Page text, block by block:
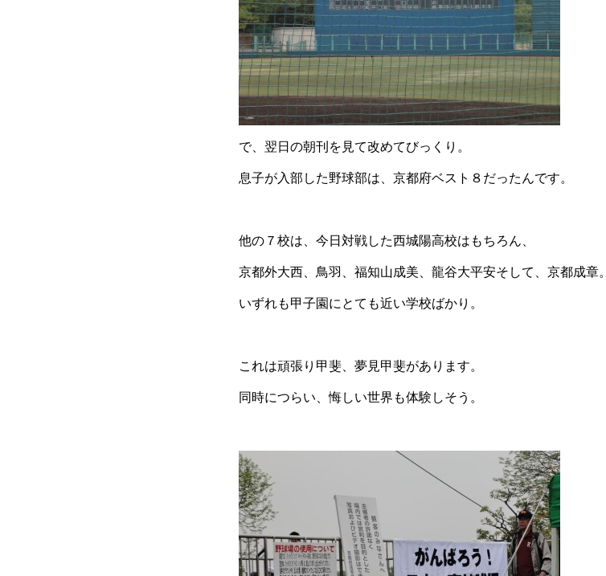
で、翌日の朝刊を見て改めてびっくり。
息子が入部した野球部は、京都府ベスト８だったんです。
他の７校は、今日対戦した西城陽高校はもちろん、
京都外大西、鳥羽、福知山成美、龍谷大平安そして、京都成章。
いずれも甲子園にとても近い学校ばかり。
これは頑張り甲斐、夢見甲斐があります。
同時につらい、悔しい世界も体験しそう。